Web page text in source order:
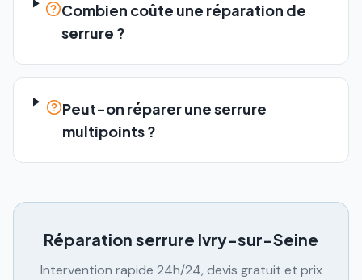
Combien coûte une réparation de
serrure ?
Peut-on réparer une serrure
multipoints ?
Réparation serrure Ivry-sur-Seine
Intervention rapide 24h/24, devis gratuit et prix